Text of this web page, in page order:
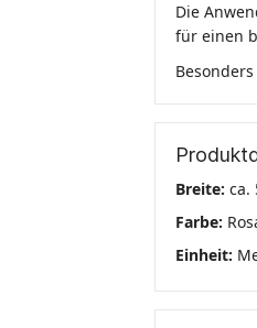
Die
für einen
Breite: ca.
Farbe:
Einheit: